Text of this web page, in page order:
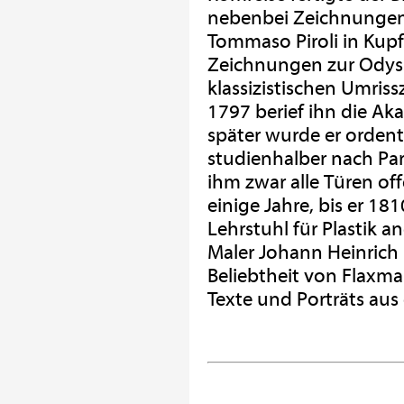
nebenbei
Tommaso Piroli in
Zeichnungen zur
klassizistischen
1797 berief ihn die
später wurde er
studienhalber nach
ihm zwar alle Türen
einige Jahre, bis er
Lehrstuhl für Plastik
Maler Johann
Beliebtheit von
Texte und Porträts